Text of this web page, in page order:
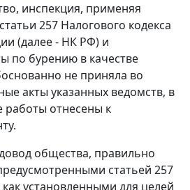
инспекция, применяя
257 Налогового кодекса
(далее - НК РФ) и
по бурению в качестве
не приняла во
акты указанных ведомств, в
работы отнесены к
общества, правильно
статьей 257
установленными для целей